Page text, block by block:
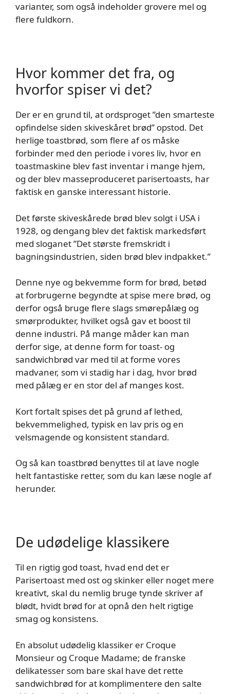
varianter, som også indeholder grovere mel og
flere fuldkorn.
Hvor kommer det fra, og
hvorfor spiser vi det?
Der er en grund til, at ordsproget ”den smarteste
opfindelse siden skiveskåret brød” opstod. Det
herlige toastbrød, som flere af os måske
forbinder med den periode i vores liv, hvor en
toastmaskine blev fast inventar i mange hjem,
og der blev masseproduceret parisertoasts, har
faktisk en ganske interessant historie.
Det første skiveskårede brød blev solgt i USA i
1928, og dengang blev det faktisk markedsført
med sloganet ”Det største fremskridt i
bagningsindustrien, siden brød blev indpakket.”
Denne nye og bekvemme form for brød, betød
at forbrugerne begyndte at spise mere brød, og
derfor også bruge flere slags smørepålæg og
smørprodukter, hvilket også gav et boost til
denne industri. På mange måder kan man
derfor sige, at denne form for toast- og
sandwichbrød var med til at forme vores
madvaner, som vi stadig har i dag, hvor brød
med pålæg er en stor del af manges kost.
Kort fortalt spises det på grund af lethed,
bekvemmelighed, typisk en lav pris og en
velsmagende og konsistent standard.
Og så kan toastbrød benyttes til at lave nogle
helt fantastiske retter, som du kan læse nogle af
herunder.
De udødelige klassikere
Til en rigtig god toast, hvad end det er
Parisertoast med ost og skinker eller noget mere
kreativt, skal du nemlig bruge tynde skriver af
blødt, hvidt brød for at opnå den helt rigtige
smag og konsistens.
En absolut udødelig klassiker er Croque
Monsieur og Croque Madame; de franske
delikatesser som bare skal have det rette
sandwichbrød for at komplimentere den salte